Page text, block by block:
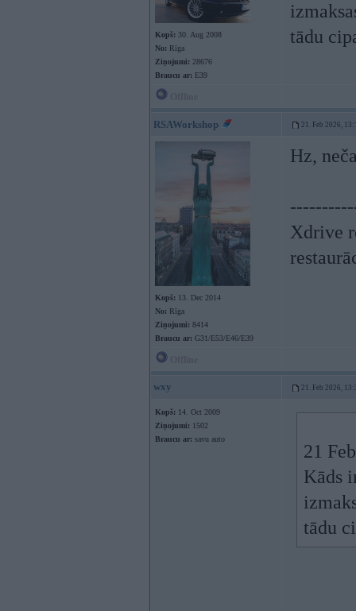
Kopš: 30. Aug 2008
No: Rīga
Ziņojumi: 28676
Braucu ar: E39
tādu
RSAWorkshop 21. Feb 2026,
Kopš: 13. Dec 2014
No: Rīga
Ziņojumi: 8414
Braucu ar: G31/E53/E46/E39
Hz,
Xdrive
wxy 21. Feb 2026,
Kopš: 14. Oct 2009
Ziņojumi: 1502
Braucu ar: savu auto
21
Kāds
tādu